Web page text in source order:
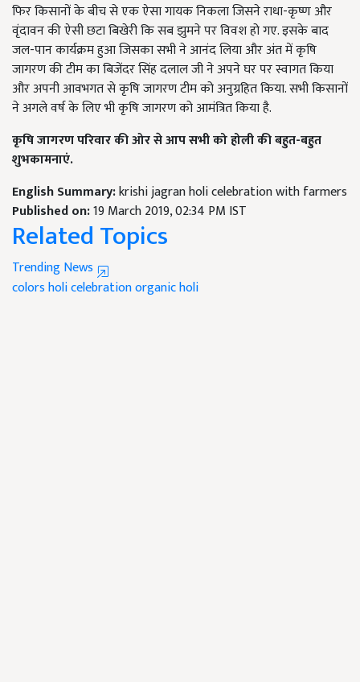
फिर किसानों के बीच से एक ऐसा गायक निकला जिसने राधा-कृष्ण और
वृंदावन की ऐसी छटा बिखेरी कि सब झुमने पर विवश हो गए. इसके बाद
जल-पान कार्यक्रम हुआ जिसका सभी ने आनंद लिया और अंत में कृषि
जागरण की टीम का बिजेंदर सिंह दलाल जी ने अपने घर पर स्वागत किया
और अपनी आवभगत से कृषि जागरण टीम को अनुग्रहित किया. सभी किसानों
ने अगले वर्ष के लिए भी कृषि जागरण को आमंत्रित किया है.
कृषि जागरण परिवार की ओर से आप सभी को होली की बहुत-बहुत
शुभकामनाएं.
English Summary:krishi jagran holi celebration with farmers
Published on:19 March 2019, 02:34 PM IST
Related Topics
Trending News
colorsholicelebrationorganic holi